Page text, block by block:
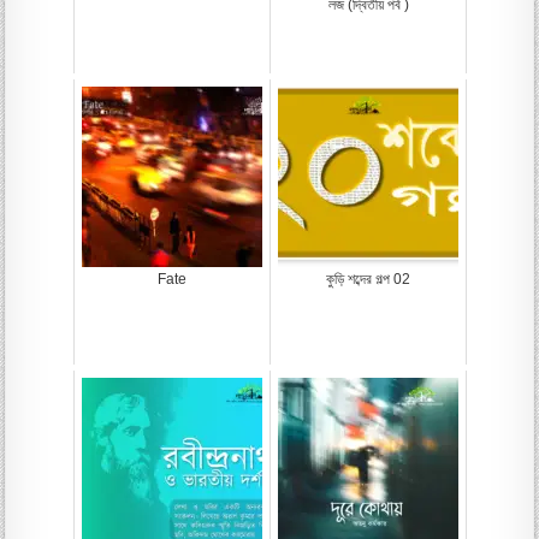
লজ (দ্বিতীয় পর্ব )
Fate কুড়ি শব্দের গল্প 02